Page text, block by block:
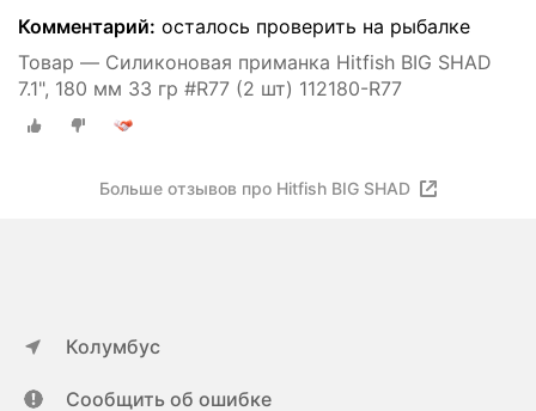
Комментарий: осталось проверить на рыбалке
Товар — Силиконовая приманка Hitfish BIG SHAD
7.1", 180 мм 33 гр #R77 (2 шт) 112180-R77
Больше отзывов про Hitfish BIG SHAD
Колумбус
Сообщить об ошибке